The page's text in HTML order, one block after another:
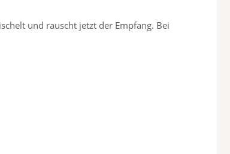
und rauscht jetzt der Empfang. Bei